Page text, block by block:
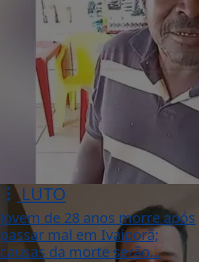
LUTO
Jovem de 28 anos morre após
passar mal em Ivaiporã;
causas da morte serão...